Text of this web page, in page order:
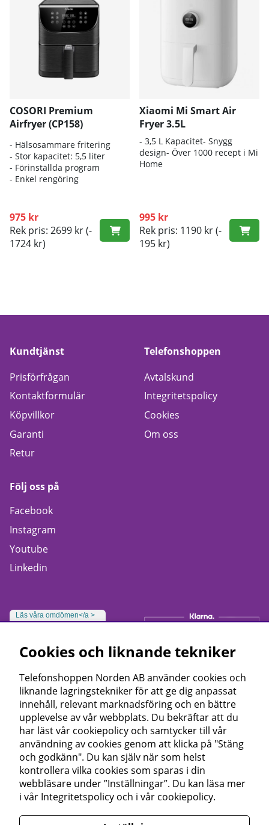
COSORI Premium
Airfryer (CP158)
- Hälsosammare fritering
- Stor kapacitet: 5,5 liter
- Förinställda program
- Enkel rengöring
975 kr
Rek pris: 2699 kr(-
1724 kr)
Xiaomi Mi Smart Air
Fryer 3.5L
- 3,5 L Kapacitet- Snygg
design- Över 1000 recept i Mi
Home
995 kr
Rek pris: 1190 kr(-
195 kr)
Kundtjänst
Prisförfrågan
Kontaktformulär
Köpvillkor
Garanti
Retur
Telefonshoppen
Avtalskund
Integritetspolicy
Cookies
Om oss
Följ oss på
Facebook
Instagram
Youtube
Linkedin
Läs våra omdömen</a >
Cookies och liknande tekniker
Telefonshoppen Norden AB använder cookies och
liknande lagringstekniker för att ge dig anpassat
innehåll, relevant marknadsföring och en bättre
upplevelse av vår webbplats. Du bekräftar att du
har läst vår cookiepolicy och samtycker till vår
användning av cookies genom att klicka på "Stäng
och godkänn". Du kan själv när som helst
kontrollera vilka cookies som sparas i din
webbläsare under ”Inställningar”. Du kan läsa mer
i vår Integritetspolicy och i vår cookiepolicy.